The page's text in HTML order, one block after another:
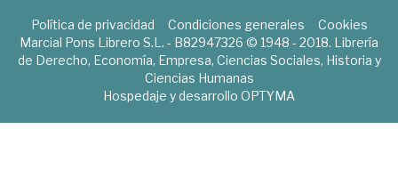
Política de privacidad Condiciones generales
Cookies
Marcial Pons Librero S.L. - B82947326 © 1948 - 2018. Librería
de Derecho, Economía, Empresa, Ciencias Sociales, Historia y
Ciencias Humanas
Hospedaje y desarrollo OPTYMA